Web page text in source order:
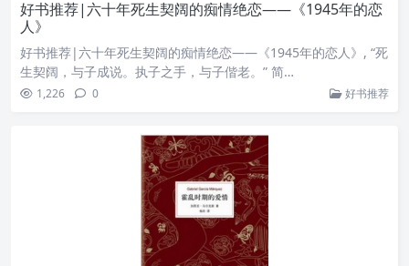
好书推荐|六十年死生契阔的痴情绝恋——《1945年的恋
人》
好书推荐|六十年死生契阔的痴情绝恋——《1945年的恋人》, “死
生契阔，与子成说。执子之手，与子偕老。” 简…
1,226 0 好书推荐